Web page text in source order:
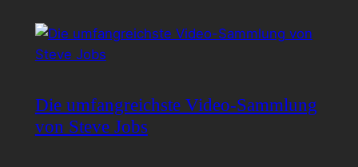
Die umfangreichste Video-Sammlung
von Steve Jobs